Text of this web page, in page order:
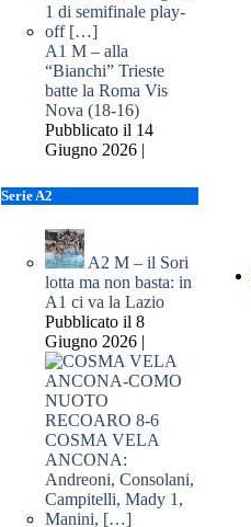
A1 M – alla
“Bianchi” Trieste
batte la Roma Vis
Nova (18-16)
Pubblicato il 14
Giugno 2026 |
Serie A2
A2 M – il Sori
lotta ma non basta: in
A1 ci va la Lazio
Pubblicato il 8
Giugno 2026 |